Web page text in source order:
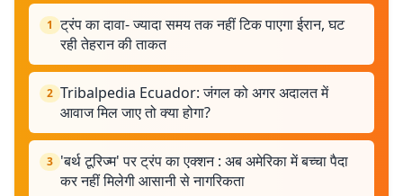
1 ट्रंप का दावा- ज्यादा समय तक नहीं टिक पाएगा ईरान, घट
रही तेहरान की ताकत
2 Tribalpedia Ecuador: जंगल को अगर अदालत में
आवाज मिल जाए तो क्या होगा?
3 'बर्थ टूरिज्म' पर ट्रंप का एक्शन : अब अमेरिका में बच्चा पैदा
कर नहीं मिलेगी आसानी से नागरिकता